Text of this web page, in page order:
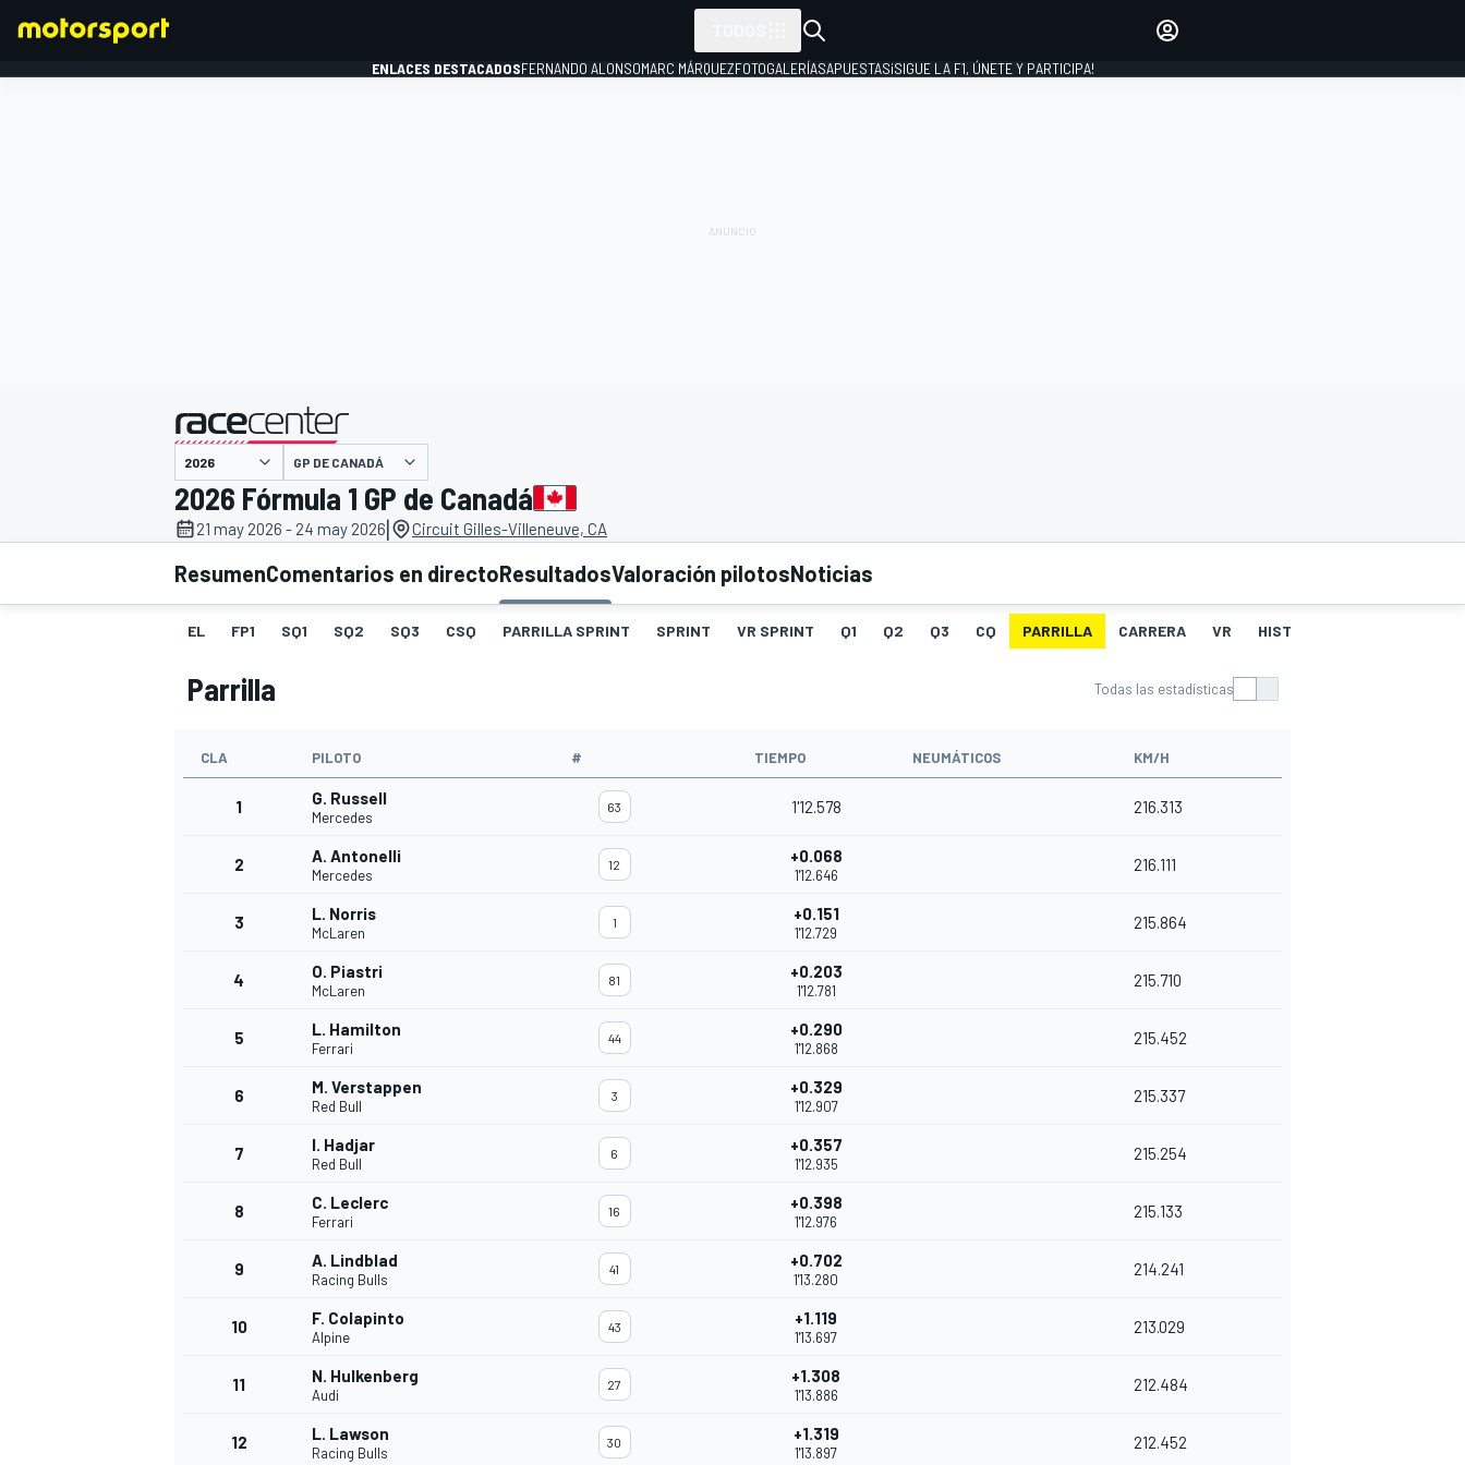
INDYCAR WRC
ENLACES DESTACADOSFERNANDO ALONSOMARC MÁRQUEZFOTOGALERÍASAPUESTAS¡SIGUE LA F1, ÚNETE Y PARTICIPA!
presentado por
GP DE CANADÁ
2026 Fórmula 1 GP de Canadá
21 may 2026 - 24 may 2026| Circuit Gilles-Villeneuve, CA
ResumenComentarios en directoResultadosValoración pilotosNoticias
EL FP1 SQ1 SQ2 SQ3 CSQ PARRILLA SPRINT SPRINT VR SPRINT Q1 Q2 Q3 CQ PARRILLA CARRERA VR HISTORIAL DE NEUMÁTICOS
Parrilla Todas las estadísticas
CLA PILOTO # TIEMPO NEUMÁTICOS KM/H
1 G. Russell
Mercedes
63 1'12.578 216.313
2 A. Antonelli
Mercedes
12 +0.068
1'12.646
216.111
3 L. Norris
McLaren
1 +0.151
1'12.729
215.864
4 O. Piastri
McLaren
81 +0.203
1'12.781
215.710
5 L. Hamilton
Ferrari
44 +0.290
1'12.868
215.452
6 M. Verstappen
Red Bull
3 +0.329
1'12.907
215.337
7 I. Hadjar
Red Bull
6 +0.357
1'12.935
215.254
8 C. Leclerc
Ferrari
16 +0.398
1'12.976
215.133
9 A. Lindblad
Racing Bulls
41 +0.702
1'13.280
214.241
10 F. Colapinto
Alpine
43 +1.119
1'13.697
213.029
11 N. Hulkenberg
Audi
27 +1.308
1'13.886
212.484
12 L. Lawson
Racing Bulls
30 +1.319
1'13.897
212.452